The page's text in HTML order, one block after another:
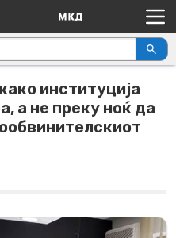
Navigation
институција
а не преку ноќ да